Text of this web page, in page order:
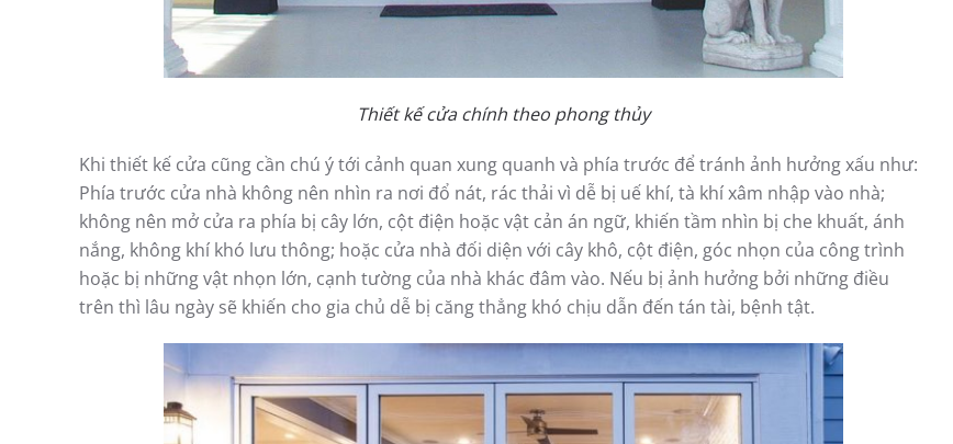
Thiết kế cửa chính theo phong thủy
Khi thiết kế cửa cũng cần chú ý tới cảnh quan xung quanh và phía trước để tránh ảnh hưởng xấu như:
Phía trước cửa nhà không nên nhìn ra nơi đổ nát, rác thải vì dễ bị uế khí, tà khí xâm nhập vào nhà;
không nên mở cửa ra phía bị cây lớn, cột điện hoặc vật cản án ngữ, khiến tầm nhìn bị che khuất, ánh
nắng, không khí khó lưu thông; hoặc cửa nhà đối diện với cây khô, cột điện, góc nhọn của công trình
hoặc bị những vật nhọn lớn, cạnh tường của nhà khác đâm vào. Nếu bị ảnh hưởng bởi những điều
trên thì lâu ngày sẽ khiến cho gia chủ dễ bị căng thẳng khó chịu dẫn đến tán tài, bệnh tật.